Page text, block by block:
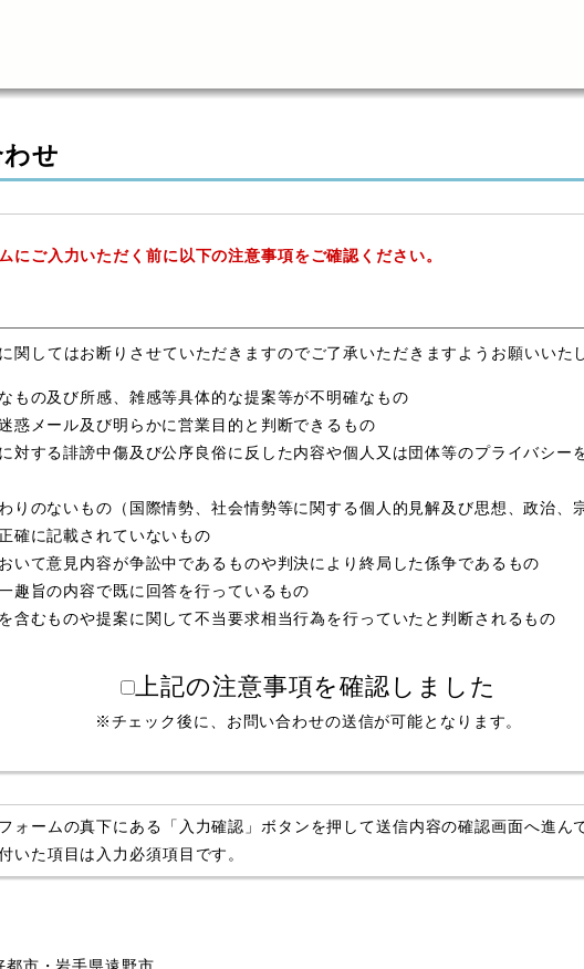
せ
にご入力いただく前に以下の注意事項をご確認ください。
関してはお断りさせていただきますのでご了承いただきますようお願いいた
もの及び所感、雑感等具体的な提案等が不明確なもの
惑メール及び明らかに営業目的と判断できるもの
対する誹謗中傷及び公序良俗に反した内容や個人又は団体等のプライバシー
りのないもの（国際情勢、社会情勢等に関する個人的見解及び思想、政治、
確に記載されていないもの
いて意見内容が争訟中であるものや判決により終局した係争であるもの
趣旨の内容で既に回答を行っているもの
含むものや提案に関して不当要求相当行為を行っていたと判断されるもの
上記の注意事項を確認しました
※チェック後に、お問い合わせの送信が可能となります。
ォームの真下にある「入力確認」ボタンを押して送信内容の確認画面へ進ん
いた項目は入力必須項目です。